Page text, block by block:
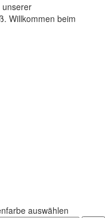
unserer
Willkommen beim
auswählen